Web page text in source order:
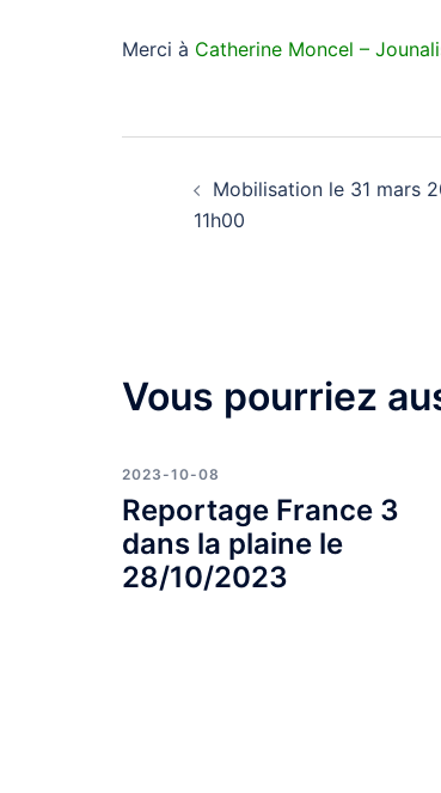
Merci à Catherine Moncel –
d’article
Mobilisation le 31 mars
11h00
Vous pourriez
2023-10-08
Reportage France 3
dans la plaine le
28/10/2023